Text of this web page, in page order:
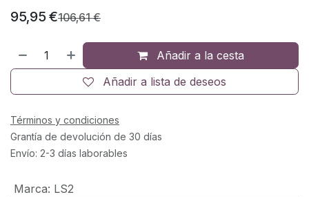
95,95 €106,61€
Añadir a la cesta
Añadir a lista de deseos
Términos y condiciones
Grantía de devolución de 30 días
Envío: 2-3 días laborables
Marca: LS2